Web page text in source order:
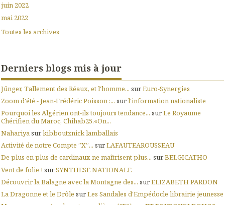
juin 2022
mai 2022
Toutes les archives
Derniers blogs mis à jour
Jünger, Tallement des Réaux, et l'homme... surEuro-Synergies
Zoom d'été - Jean-Frédéric Poisson :... surl'information nationaliste
Pourquoi les Algérien ont-ils toujours tendance... surLe Royaume
Chérifien du Maroc, Chihab25.«On...
Nahariyasurkibboutznick lamballais
Activité de notre Compte ”X”... surLAFAUTEAROUSSEAU
De plus en plus de cardinaux ne maîtrisent plus... surBELGICATHO
Vent de folie ! surSYNTHESE NATIONALE
Découvrir la Balagne avec la Montagne des... surELIZABETH PARDON
La Dragonne et le Drôle surLes Sandales d'Empédocle librairie jeunesse